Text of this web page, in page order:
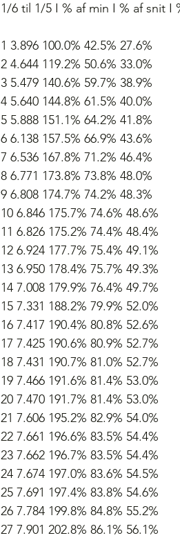
1/6 til 1/5 I % af min I % af snit I
1 3.896 100.0% 42.5% 27.6%
2 4.644 119.2% 50.6% 33.0%
3 5.479 140.6% 59.7% 38.9%
4 5.640 144.8% 61.5% 40.0%
5 5.888 151.1% 64.2% 41.8%
6 6.138 157.5% 66.9% 43.6%
7 6.536 167.8% 71.2% 46.4%
8 6.771 173.8% 73.8% 48.0%
9 6.808 174.7% 74.2% 48.3%
10 6.846 175.7% 74.6% 48.6%
11 6.826 175.2% 74.4% 48.4%
12 6.924 177.7% 75.4% 49.1%
13 6.950 178.4% 75.7% 49.3%
14 7.008 179.9% 76.4% 49.7%
15 7.331 188.2% 79.9% 52.0%
16 7.417 190.4% 80.8% 52.6%
17 7.425 190.6% 80.9% 52.7%
18 7.431 190.7% 81.0% 52.7%
19 7.466 191.6% 81.4% 53.0%
20 7.470 191.7% 81.4% 53.0%
21 7.606 195.2% 82.9% 54.0%
22 7.661 196.6% 83.5% 54.4%
23 7.662 196.7% 83.5% 54.4%
24 7.674 197.0% 83.6% 54.5%
25 7.691 197.4% 83.8% 54.6%
26 7.784 199.8% 84.8% 55.2%
27 7.901 202.8% 86.1% 56.1%